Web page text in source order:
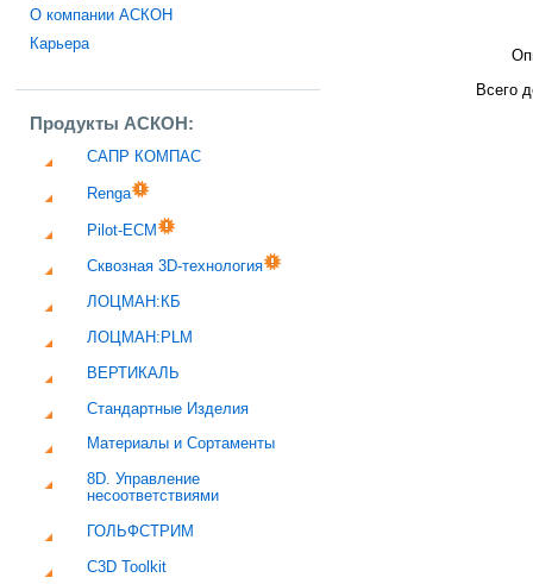
О компании АСКОН
Карьера
Продукты АСКОН:
САПР КОМПАС
Renga
Pilot-ECM
Сквозная 3D-технология
ЛОЦМАН:КБ
ЛОЦМАН:PLM
ВЕРТИКАЛЬ
Стандартные Изделия
Материалы и Сортаменты
8D. Управление
несоответствиями
ГОЛЬФСТРИМ
C3D Toolkit
Всего